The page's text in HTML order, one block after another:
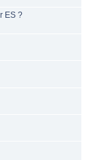
ES ?